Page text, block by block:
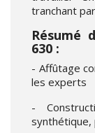
tranchant
Résumé
630 :
- Affûtage
les experts
-
synthétique,